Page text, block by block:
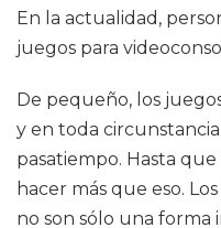
En la actualidad,
juegos para
De pequeño, los
y en toda
pasatiempo. Hasta
hacer más que eso.
no son sólo una forma